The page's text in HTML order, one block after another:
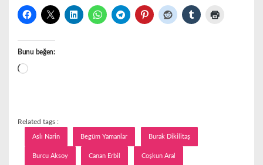
Bunu beğen:
Yükleniyor...
Related tags :
Aslı Narin Begüm Yamanlar Burak Dikilitaş
Burcu Aksoy Canan Erbil Coşkun Aral